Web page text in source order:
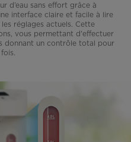
d’eau sans effort grâce à
interface claire et facile à lire
réglages actuels. Cette
vous permettant d'effectuer
donnant un contrôle total pour